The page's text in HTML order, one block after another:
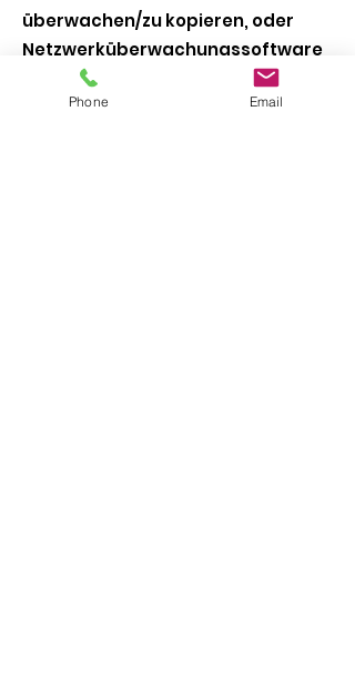
überwachen/zu kopieren, oder
Netzwerküberwachungssoftware
zu verwenden, um die Architektur
unserer Dienste zu ermitteln oder
Phone Email